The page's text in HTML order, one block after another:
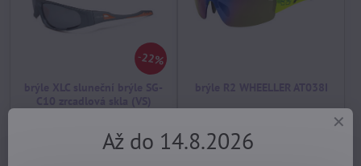
22%
DOVOLENÉ 17.8.
490 Kč
DOVOLENÉ 17.8.
839 Kč
Až do 14.8.2026